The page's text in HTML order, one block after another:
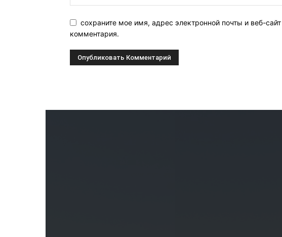
сохраните мое имя, адрес электронной почты и веб-
комментария.